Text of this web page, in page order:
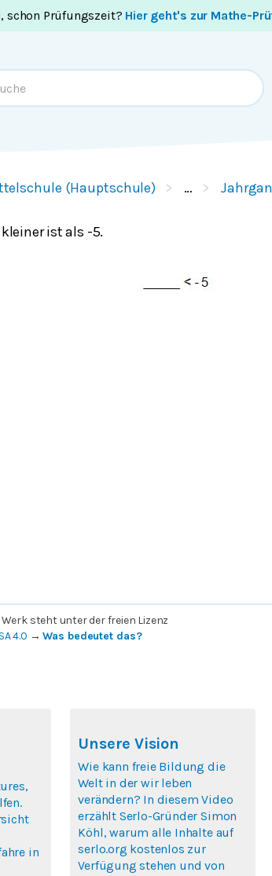
schon Prüfungszeit? Hier geht's zur Mathe-
(Hauptschule) …
ist als -5.
Werk steht unter der freien Lizenz
4.0 →Was bedeutet das?
in
Unsere Vision
Wie kann freie Bildung die
Welt in der wir leben
verändern? In diesem Video
erzählt Serlo-Gründer Simon
Köhl, warum alle Inhalte auf
serlo.org kostenlos zur
Verfügung stehen und von